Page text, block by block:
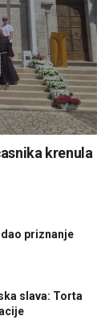
krenula
priznanje
slava: Torta